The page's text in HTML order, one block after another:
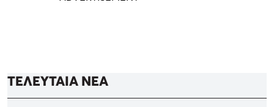
ΤΕΛΕΥΤΑΙΑ ΝΕΑ